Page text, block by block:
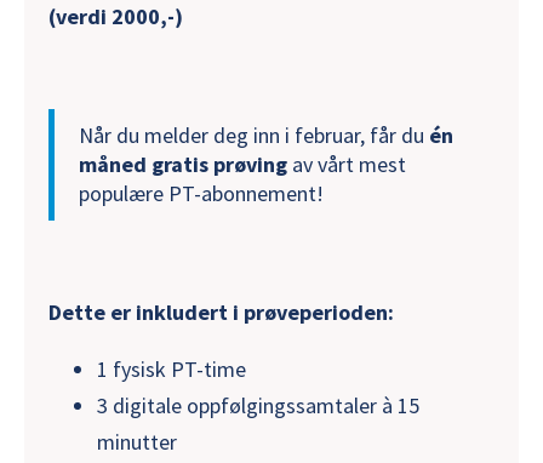
(verdi 2000,-)
Når du melder deg inn i februar, får du én
måned gratis prøving av vårt mest
populære PT-abonnement!
Dette er inkludert i prøveperioden:
1 fysisk PT-time
3 digitale oppfølgingssamtaler à 15
minutter